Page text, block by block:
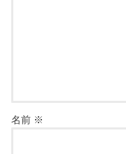
名前 ※